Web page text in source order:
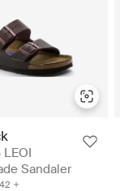
LEOI
Sandaler
42